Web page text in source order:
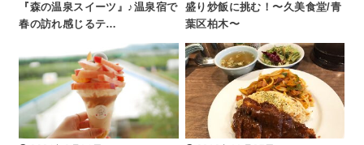
『森の温泉スイーツ』♪温泉宿で
春の訪れ感じるテ…
盛り炒飯に挑む！〜久美食堂/青
葉区柏木〜